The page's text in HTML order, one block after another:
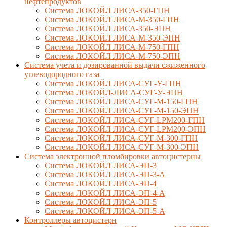
Система ЛОКОЙЛ ЛИСА-350-ГПН
Система ЛОКОЙЛ ЛИСА-М-350-ГПН
Система ЛОКОЙЛ ЛИСА-350-ЭПН
Система ЛОКОЙЛ ЛИСА-М-350-ЭПН
Система ЛОКОЙЛ ЛИСА-М-750-ГПН
Система ЛОКОЙЛ ЛИСА-М-750-ЭПН
Система учета и дозированной выдачи сжиженного
углеводородного газа
Система ЛОКОЙЛ ЛИСА-СУГ-У-ГПН
Система ЛОКОЙЛ-ЛИСА-СУГ-У-ЭПН
Система ЛОКОЙЛ ЛИСА-СУГ-М-150-ГПН
Система ЛОКОЙЛ ЛИСА-СУГ-М-150-ЭПН
Система ЛОКОЙЛ ЛИСА-СУГ-LPM200-ГПН
Система ЛОКОЙЛ ЛИСА-СУГ-LPM200-ЭПН
Система ЛОКОЙЛ ЛИСА-СУГ-М-300-ГПН
Система ЛОКОЙЛ ЛИСА-СУГ-М-300-ЭПН
Система электронной пломбировки автоцистерны
Система ЛОКОЙЛ ЛИСА-ЭП-3
Система ЛОКОЙЛ ЛИСА-ЭП-3-А
Система ЛОКОЙЛ ЛИСА-ЭП-4
Система ЛОКОЙЛ ЛИСА-ЭП-4-А
Система ЛОКОЙЛ ЛИСА-ЭП-5
Система ЛОКОЙЛ ЛИСА-ЭП-5-А
Контроллеры автоцистерн